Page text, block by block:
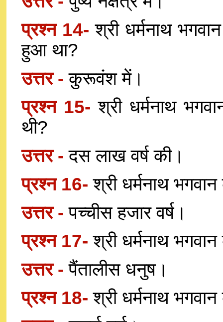
प्रश्न 14-श्री धर्मनाथ
हुआ था?
उत्तर -कुरूवंश में।
प्रश्न 15-श्री धर्मनाथ
थी?
उत्तर -दस लाख वर्ष की।
प्रश्न 16-श्री धर्मनाथ
उत्तर -पच्चीस हजार वर्ष।
प्रश्न 17-श्री धर्मनाथ
उत्तर -पैंतालीस धनुष।
प्रश्न 18-श्री धर्मनाथ